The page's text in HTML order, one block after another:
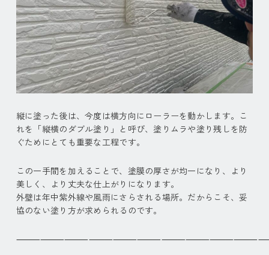
縦に塗った後は、今度は横方向にローラーを動かします。こ
れを「縦横のダブル塗り」と呼び、塗りムラや塗り残しを防
ぐためにとても重要な工程です。
この一手間を加えることで、塗膜の厚さが均一になり、より
美しく、より丈夫な仕上がりになります。
外壁は年中紫外線や風雨にさらされる場所。だからこそ、妥
協のない塗り方が求められるのです。